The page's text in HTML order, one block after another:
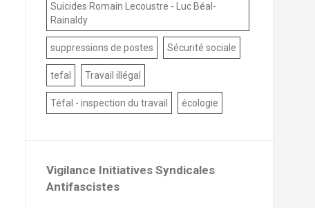
Suicides Romain Lecoustre - Luc Béal-
Rainaldy
suppressions de postes Sécurité sociale
tefal Travail illégal
Téfal - inspection du travail écologie
Vigilance Initiatives Syndicales
Antifascistes